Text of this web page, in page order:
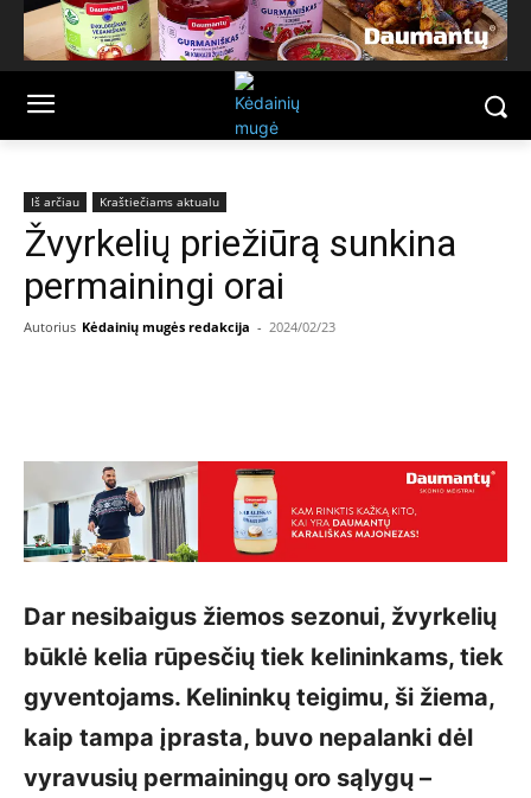
Iš arčiau Kraštiečiams aktualu
Žvyrkelių priežiūrą sunkina
permainingi orai
Autorius Kėdainių mugės redakcija - 2024/02/23
Dar nesibaigus žiemos sezonui, žvyrkelių
būklė kelia rūpesčių tiek kelininkams, tiek
gyventojams. Kelininkų teigimu, ši žiema,
kaip tampa įprasta, buvo nepalanki dėl
vyravusių permainingų oro sąlygų –